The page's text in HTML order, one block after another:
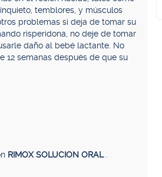
temblores, y músculos
problemas si deja de tomar su
risperidona, no deje de tomar
daño al bebé lactante. No
12 semanas después de que su
RIMOX SOLUCION ORAL